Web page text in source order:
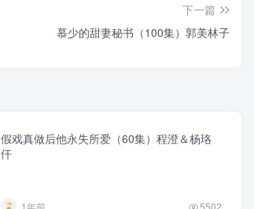
下一篇
慕少的甜妻秘书（100集）郭美林子
假戏真做后他永失所爱（60集）程澄＆杨珞
仟
1年前 5502